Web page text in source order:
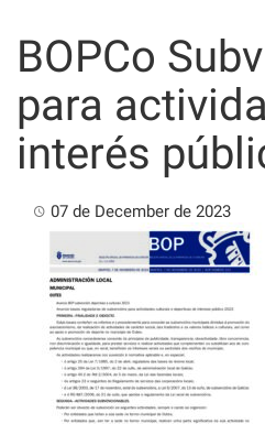
content
BOPCo
para
interés
07 de December de 2023